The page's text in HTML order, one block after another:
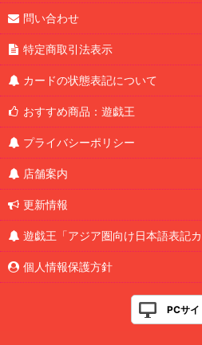
問い合わせ
特定商取引法表示
カードの状態表記について
おすすめ商品：遊戯王
プライバシーポリシー
店舗案内
更新情報
遊戯王「アジア圏向け日本語表記
個人情報保護方針
PCサイ